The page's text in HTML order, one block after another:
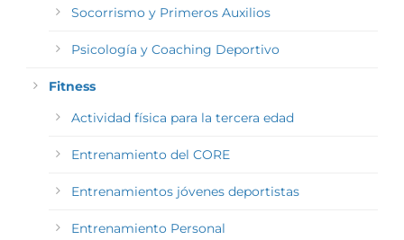
Socorrismo y Primeros Auxilios
Psicología y Coaching Deportivo
Fitness
Actividad física para la tercera edad
Entrenamiento del CORE
Entrenamientos jóvenes deportistas
Entrenamiento Personal